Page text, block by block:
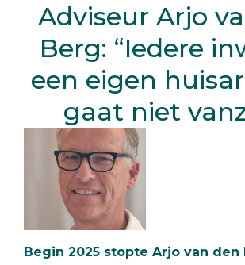
Adviseur Arjo
Berg: “Iedere
een eigen
gaat niet
Begin 2025 stopte Arjo van den